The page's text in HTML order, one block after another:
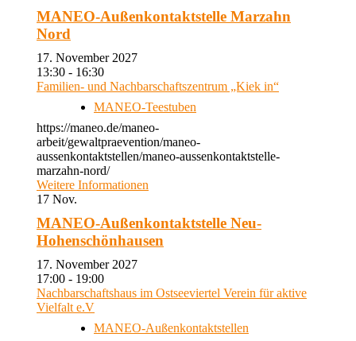
MANEO-Außenkontaktstelle Marzahn
Nord
17. November 2027
13:30 - 16:30
Familien- und Nachbarschaftszentrum „Kiek in“
MANEO-Teestuben
https://maneo.de/maneo-
arbeit/gewaltpraevention/maneo-
aussenkontaktstellen/maneo-aussenkontaktstelle-
marzahn-nord/
Weitere Informationen
17 Nov.
MANEO-Außenkontaktstelle Neu-
Hohenschönhausen
17. November 2027
17:00 - 19:00
Nachbarschaftshaus im Ostseeviertel Verein für aktive
Vielfalt e.V
MANEO-Außenkontaktstellen